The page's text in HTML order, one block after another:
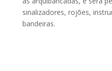
sinalizadores, rojões,
bandeiras.